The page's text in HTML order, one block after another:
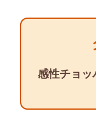
感性チョッ